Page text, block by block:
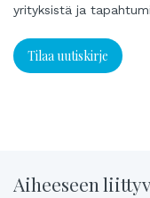
yrityksistä ja
Tilaa uutiskirje
Aiheeseen